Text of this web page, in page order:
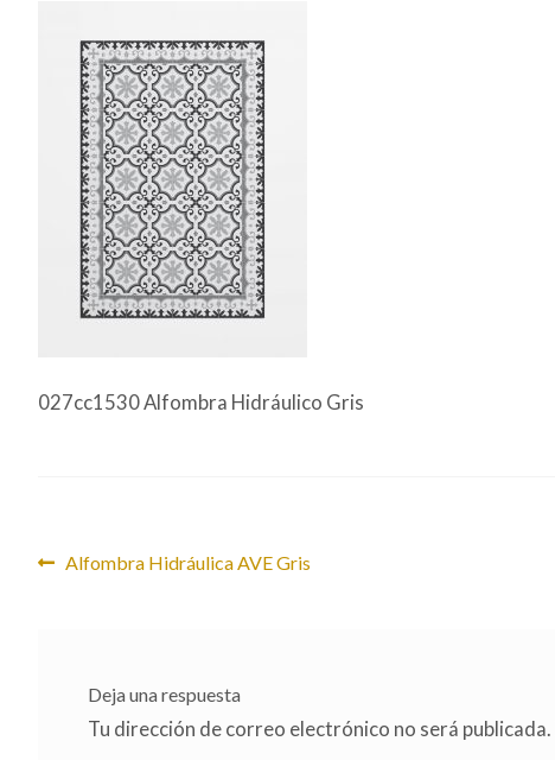
027cc1530 Alfombra Hidráulico Gris
Navegación
Anterior:
Alfombra Hidráulica AVE Gris
Deja una respuesta
Tu dirección de correo electrónico no será publicada.